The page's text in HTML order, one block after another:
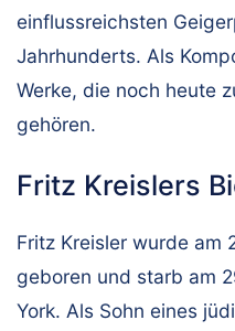
einflussreichsten
Jahrhunderts. Als
Werke, die noch heute
gehören.
Fritz Kreislers
Fritz Kreisler wurde am
geboren und starb am
York. Als Sohn eines